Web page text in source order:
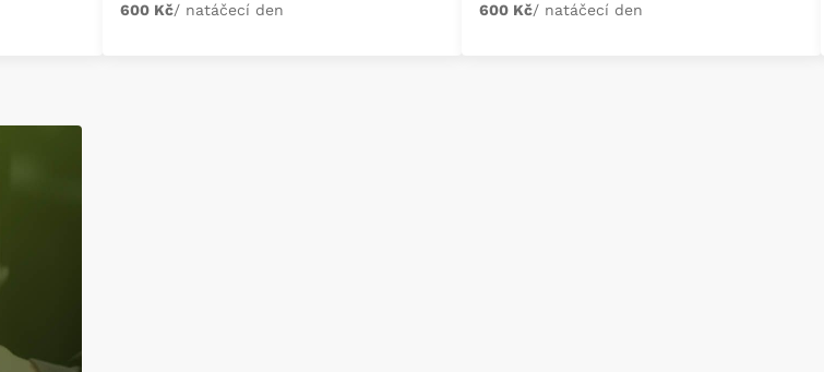
600 Kč/ natáčecí den 600 Kč/ natáčecí den